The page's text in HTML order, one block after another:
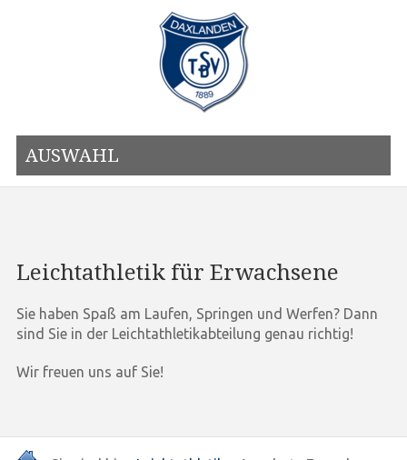
AUSWAHL
Leichtathletik für Erwachsene
Sie haben Spaß am Laufen, Springen und Werfen? Dann
sind Sie in der Leichtathletikabteilung genau richtig!
Wir freuen uns auf Sie!